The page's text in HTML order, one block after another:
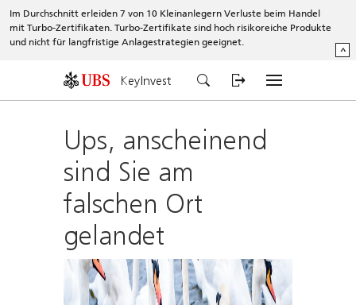
Im Durchschnitt erleiden 7 von 10 Kleinanlegern Verluste beim Handel
mit Turbo-Zertifikaten. Turbo-Zertifikate sind hoch risikoreiche Produkte
und nicht für langfristige Anlagestrategien geeignet.
^
KeyInvest
Ups, anscheinend
sind Sie am
falschen Ort
gelandet